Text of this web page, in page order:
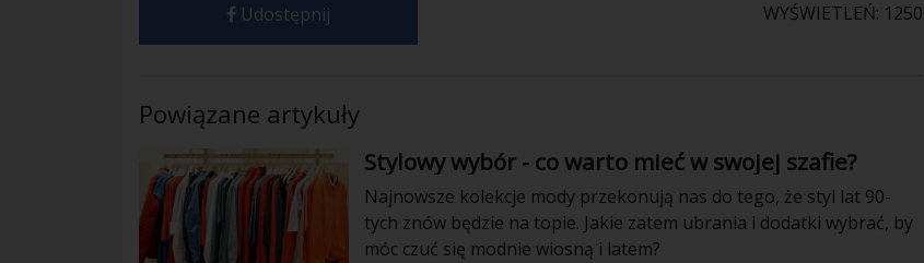
Udostępnij WYŚWIETLEŃ: 1250
Powiązane artykuły
Stylowy wybór - co warto mieć w swojej szafie?
Najnowsze kolekcje mody przekonują nas do tego, że styl lat 90-
tych znów będzie na topie. Jakie zatem ubrania i dodatki wybrać, by
móc czuć się modnie wiosną i latem?